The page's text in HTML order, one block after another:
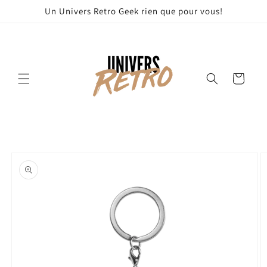
passerUn Univers Retro Geek rien que pour vous!
Panier
informations
produits